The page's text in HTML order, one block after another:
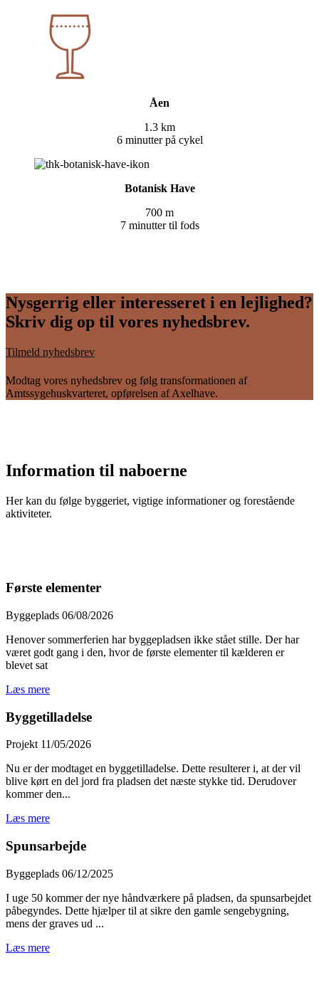
Åen
1.3 km
6 minutter på cykel
Botanisk Have
700 m
7 minutter til fods
Nysgerrig eller interesseret i en lejlighed?
Skriv dig op til vores nyhedsbrev.
Tilmeld nyhedsbrev
Modtag vores nyhedsbrev og følg transformationen af
Amtssygehuskvarteret, opførelsen af Axelhave.
Information til naboerne
Her kan du følge byggeriet, vigtige informationer og forestående
aktiviteter.
Første elementer
Byggeplads 06/08/2026
Henover sommerferien har byggepladsen ikke stået stille. Der har
været godt gang i den, hvor de første elementer til kælderen er
blevet sat
Læs mere
Byggetilladelse
Projekt 11/05/2026
Nu er der modtaget en byggetilladelse. Dette resulterer i, at der vil
blive kørt en del jord fra pladsen det næste stykke tid. Derudover
kommer den...
Læs mere
Spunsarbejde
Byggeplads 06/12/2025
I uge 50 kommer der nye håndværkere på pladsen, da spunsarbejdet
påbegyndes. Dette hjælper til at sikre den gamle sengebygning,
mens der graves ud ...
Læs mere